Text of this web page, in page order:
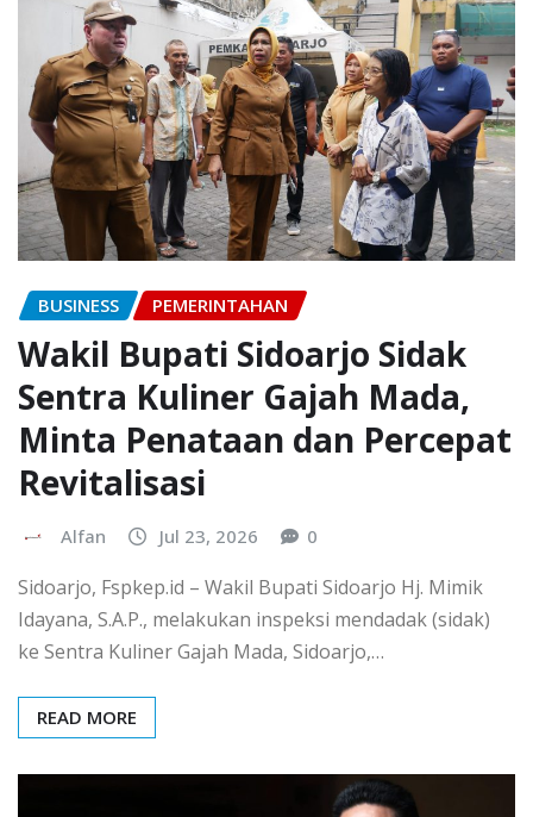
BUSINESS PEMERINTAHAN
Wakil Bupati Sidoarjo Sidak
Sentra Kuliner Gajah Mada,
Minta Penataan dan Percepat
Revitalisasi
Alfan Jul 23, 2026 0
Sidoarjo, Fspkep.id – Wakil Bupati Sidoarjo Hj. Mimik
Idayana, S.A.P., melakukan inspeksi mendadak (sidak)
ke Sentra Kuliner Gajah Mada, Sidoarjo,…
READ MORE